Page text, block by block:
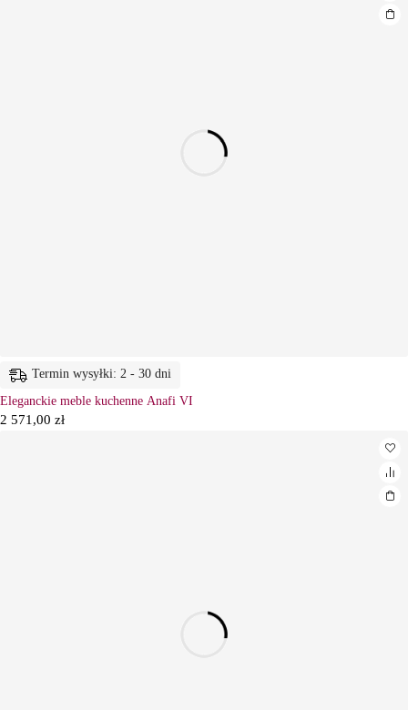
Termin wysyłki: 2 - 30 dni
Eleganckie meble kuchenne Anafi VI
2 571,00 zł